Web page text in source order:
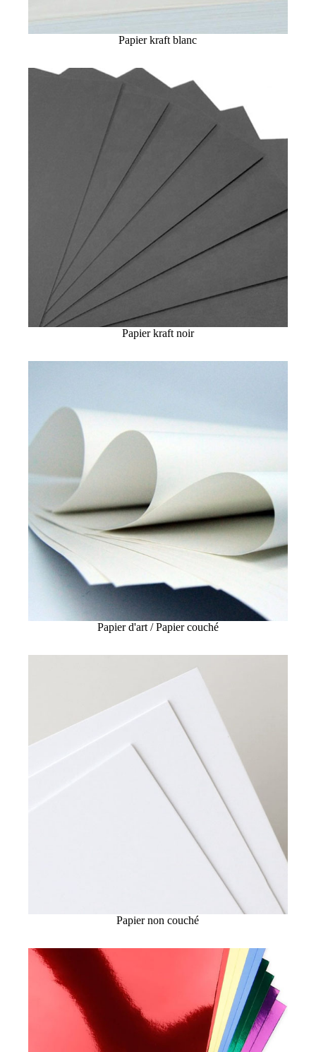
Papier kraft blanc
Papier kraft noir
Papier d'art / Papier couché
Papier non couché